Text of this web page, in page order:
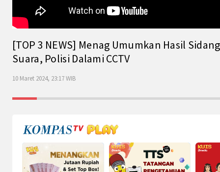
[TOP 3 NEWS] Menag Umumkan Hasil
Suara, Polisi Dalami CCTV
10 Maret 2024, 23:17 WIB